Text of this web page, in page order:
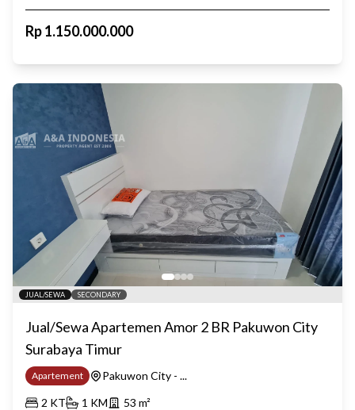
Rp1.150.000.000
JUAL/SEWA SECONDARY
Jual/Sewa Apartemen Amor 2 BR Pakuwon City
Surabaya Timur
Apartement
Pakuwon City - ...
2 KT 1 KM 53 m²